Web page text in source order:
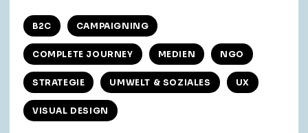
B2C CAMPAIGNING
COMPLETE JOURNEY MEDIEN NGO
STRATEGIE UMWELT & SOZIALES UX
VISUAL DESIGN